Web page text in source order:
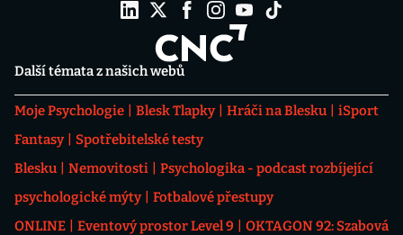
Další témata z našich webů
Moje Psychologie Blesk Tlapky Hráči na Blesku
iSport
Fantasy
Spotřebitelské testy
Blesku
Nemovitosti
Psychologika - podcast rozbíjející
psychologické mýty
Fotbalové přestupy
ONLINE
Eventový prostor Level 9
OKTAGON 92: Szabová